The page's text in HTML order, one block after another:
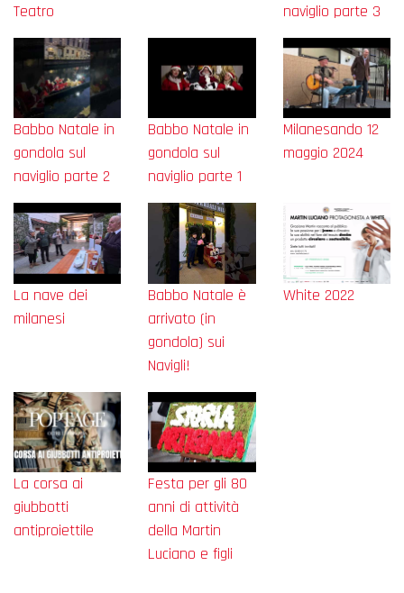
Teatro
naviglio parte 3
Babbo Natale in
gondola sul
naviglio parte 2
Babbo Natale in
gondola sul
naviglio parte 1
Milanesando 12
maggio 2024
La nave dei
milanesi
Babbo Natale è
arrivato (in
gondola) sui
Navigli!
White 2022
La corsa ai
giubbotti
antiproiettile
Festa per gli 80
anni di attività
della Martin
Luciano e figli